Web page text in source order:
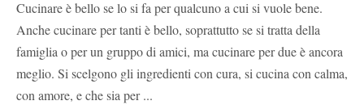
Cucinare è bello se lo si fa per qualcuno a cui si vuole bene.
Anche cucinare per tanti è bello, soprattutto se si tratta della
famiglia o per un gruppo di amici, ma cucinare per due è ancora
meglio. Si scelgono gli ingredienti con cura, si cucina con calma,
con amore, e che sia per ...